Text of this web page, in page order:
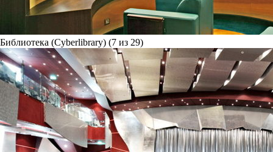
Библиотека (Cyberlibrary) (7 из 29)